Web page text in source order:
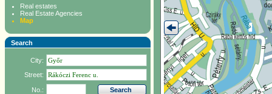
Real estates
Real Estate Agencies
Map
Search
City:
Street:
No.: